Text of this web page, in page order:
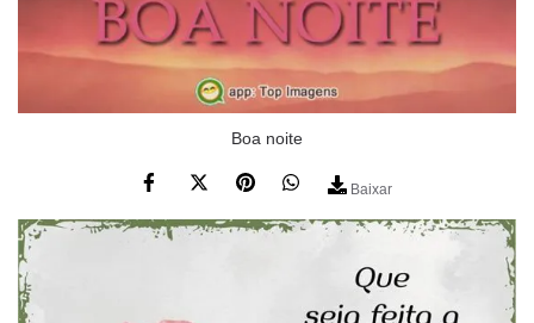
Boa noite
Baixar